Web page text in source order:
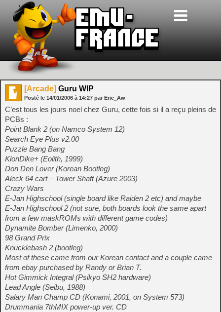
[Arcade] Guru WIP
Posté le 14/01/2006 à 14:27 par Eric_Aw
C’est tous les jours noel chez Guru, cette fois si il a reçu pleins de
PCBs :
Point Blank 2 (on Namco System 12)
Search Eye Plus v2.00
Puzzle Bang Bang
KlonDike+ (Eolith, 1999)
Don Den Lover (Korean Bootleg)
Aleck 64 cart – Tower Shaft (Azure 2003)
Crazy Wars
E-Jan Highschool (single board like Raiden 2 etc) and maybe
E-Jan Highschool 2 (not sure, both boards look the same apart
from a few maskROMs with different game codes)
Dynamite Bomber (Limenko, 2000)
98 Grand Prix
Knucklebash 2 (bootleg)
Most of these came from our Korean contact and a couple came
from ebay purchased by Randy or Brian T.
Hot Gimmick Integral (Psikyo SH2 hardware)
Lead Angle (Seibu, 1988)
Salary Man Champ CD (Konami, 2001, on System 573)
Drummania 7thMIX power-up ver. CD